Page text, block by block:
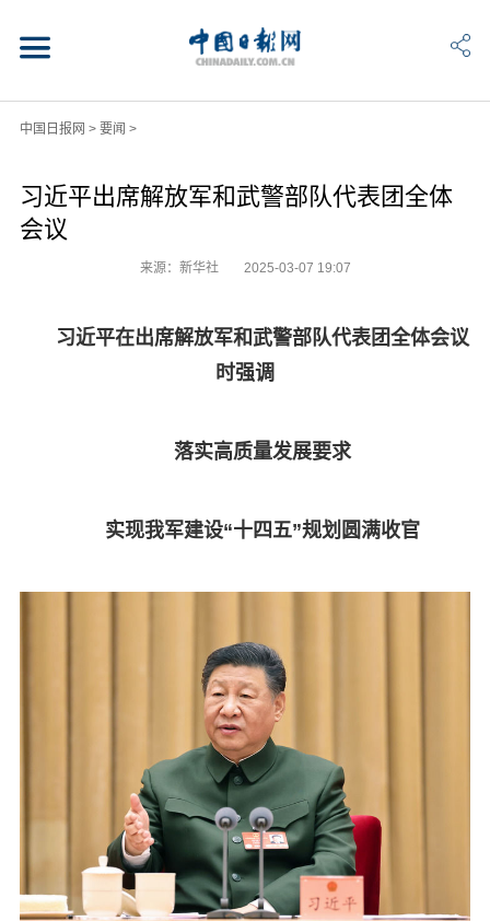
中国日报网 > 要闻 >
习近平出席解放军和武警部队代表团全体
会议
来源：新华社 2025-03-07 19:07
习近平在出席解放军和武警部队代表团全体会议
时强调
落实高质量发展要求
实现我军建设“十四五”规划圆满收官